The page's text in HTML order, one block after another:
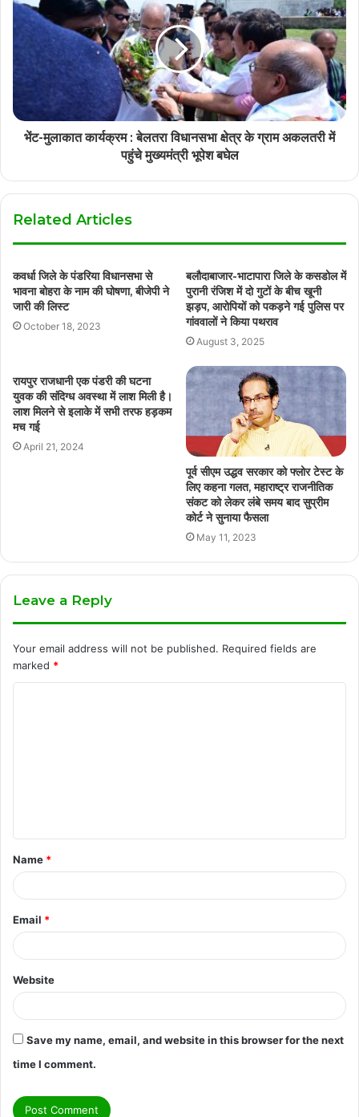
भेंट-मुलाकात कार्यक्रम : बेलतरा विधानसभा क्षेत्र के ग्राम अकलतरी में
पहुंचे मुख्यमंत्री भूपेश बघेल
Related Articles
कवर्धा जिले के पंडरिया विधानसभा से
भावना बोहरा के नाम की घोषणा, बीजेपी ने
जारी की लिस्ट
October 18, 2023
बलौदाबाजार-भाटापारा जिले के कसडोल में
पुरानी रंजिश में दो गुटों के बीच खूनी
झड़प, आरोपियों को पकड़ने गई पुलिस पर
गांववालों ने किया पथराव
August 3, 2025
रायपुर राजधानी एक पंडरी की घटना
युवक की संदिग्ध अवस्था में लाश मिली है।
लाश मिलने से इलाके में सभी तरफ हड़कम
मच गई
April 21, 2024
पूर्व सीएम उद्धव सरकार को फ्लोर टेस्ट के
लिए कहना गलत, महाराष्ट्र राजनीतिक
संकट को लेकर लंबे समय बाद सुप्रीम
कोर्ट ने सुनाया फैसला
May 11, 2023
Leave a Reply
Your email address will not be published. Required fields are
marked *
t
*
Name *
Email *
Website
Save my name, email, and website in this browser for the next
time I comment.